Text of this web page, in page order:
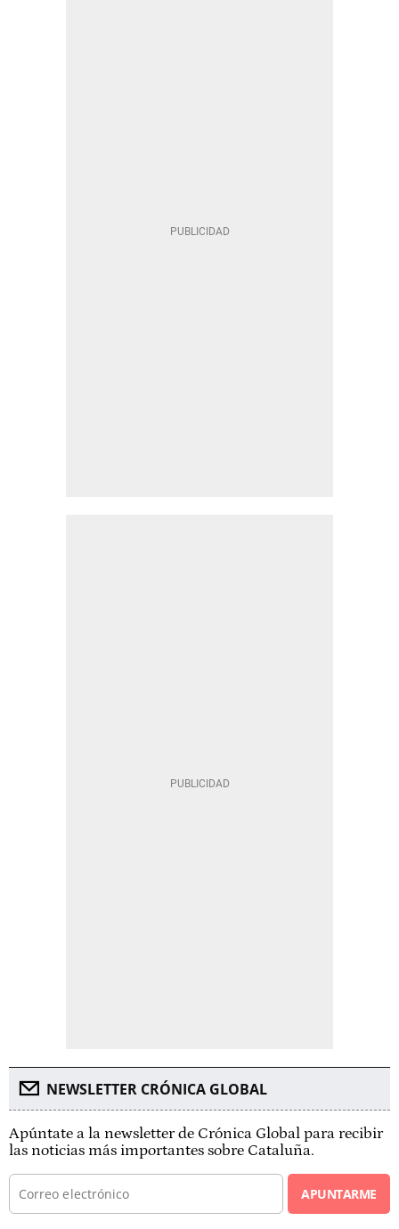
NEWSLETTER CRÓNICA GLOBAL
Apúntate a la newsletter de Crónica Global para recibir
las noticias más importantes sobre Cataluña.
APUNTARME